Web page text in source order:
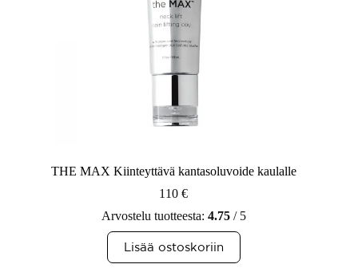
THE MAX Kiinteyttävä kantasoluvoide kaulalle
110€
Arvostelu tuotteesta: 4.75/ 5
Lisää ostoskoriin